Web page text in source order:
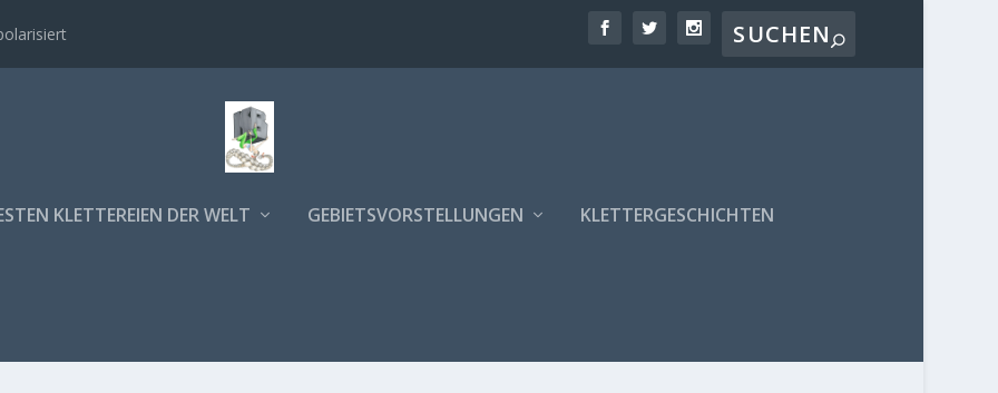
KLETTEREIEN DER WELT GEBIETSVORSTELLUNGEN KLETTERGESCHICHTEN